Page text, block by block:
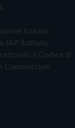
Italiana
IAP (Istituto
il Codice di
Commerciale